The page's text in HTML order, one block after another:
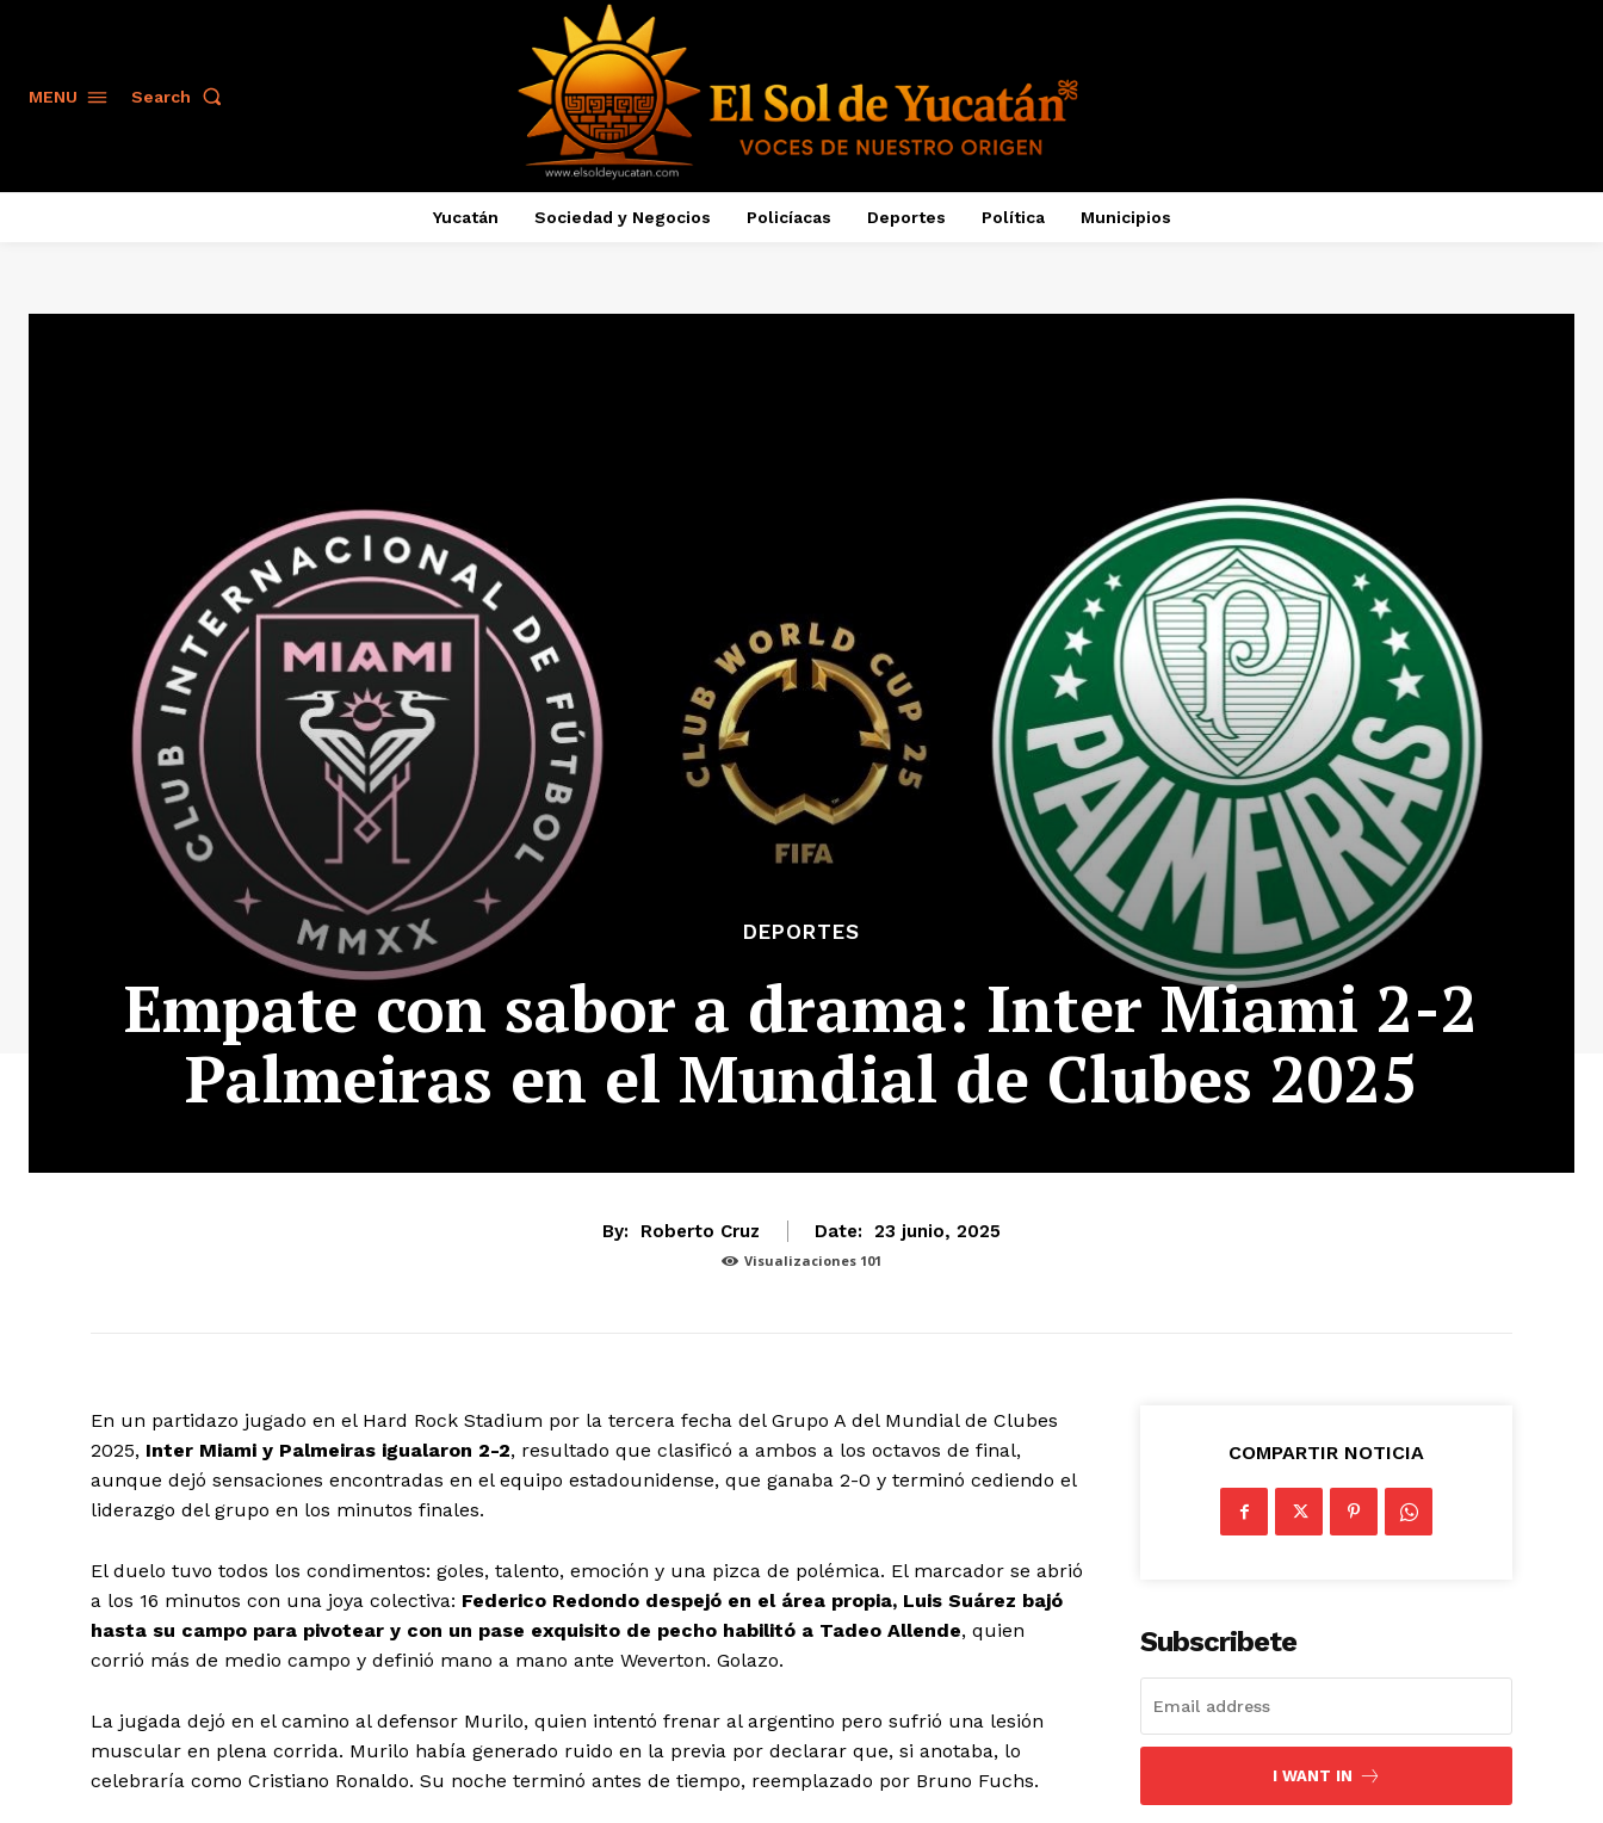
MENU Search
Yucatán Sociedad y Negocios Policíacas Deportes Política Municipios
DEPORTES
Empate con sabor a drama: Inter Miami 2-2
Palmeiras en el Mundial de Clubes 2025
By: Roberto Cruz Date: 23 junio, 2025
Visualizaciones 101
En un partidazo jugado en el Hard Rock Stadium por la tercera fecha del Grupo A del Mundial de Clubes
2025, Inter Miami y Palmeiras igualaron 2-2, resultado que clasificó a ambos a los octavos de final,
aunque dejó sensaciones encontradas en el equipo estadounidense, que ganaba 2-0 y terminó cediendo el
liderazgo del grupo en los minutos finales.
El duelo tuvo todos los condimentos: goles, talento, emoción y una pizca de polémica. El marcador se abrió
a los 16 minutos con una joya colectiva: Federico Redondo despejó en el área propia, Luis Suárez bajó
hasta su campo para pivotear y con un pase exquisito de pecho habilitó a Tadeo Allende, quien
corrió más de medio campo y definió mano a mano ante Weverton. Golazo.
La jugada dejó en el camino al defensor Murilo, quien intentó frenar al argentino pero sufrió una lesión
muscular en plena corrida. Murilo había generado ruido en la previa por declarar que, si anotaba, lo
celebraría como Cristiano Ronaldo. Su noche terminó antes de tiempo, reemplazado por Bruno Fuchs.
COMPARTIR NOTICIA
Subscribete
I WANT IN